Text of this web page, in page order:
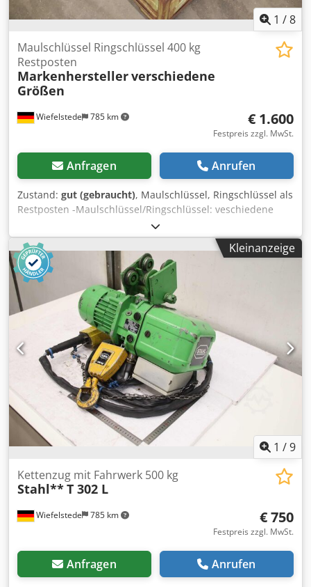
1 /8
Wiefelstede 785 km
Maulschlüssel Ringschlüssel 400 kg
Restposten
Markenherstellerverschiedene
Größen
€ 1.600
Festpreis zzgl. MwSt.
Anfragen Anrufen
Zustand: gut (gebraucht), Maulschlüssel, Ringschlüssel als
Restposten -Maulschlüssel/Ringschlüssel: veschiedene
Größen, mit Transportkiste -Gewicht Werkzeug: ca. 400 kg -
Hersteller: verschiedene Markenhersteller, siehe Fotos
Dkjdpfx Aajx Sware Tor -Abgabe/Preis: komplett -
Transportkiste: 1200/810/H350 mm -Gewicht ges.: 466 kg
Kleinanzeige
1 /9
Wiefelstede 785 km
Kettenzug mit Fahrwerk 500 kg
Stahl**T 302 L
€ 750
Festpreis zzgl. MwSt.
Anfragen Anrufen